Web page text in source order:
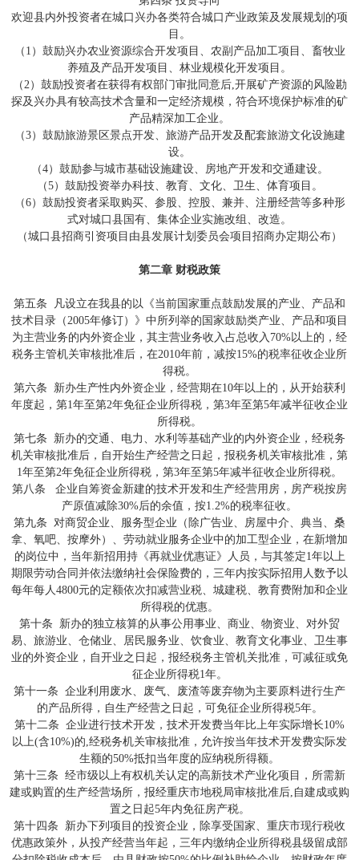
欢迎县内外投资者在城口兴办各类符合城口产业政策及发展规划的项
目。
（1）鼓励兴办农业资源综合开发项目、农副产品加工项目、畜牧业
养殖及产品开发项目、林业规模化开发项目。
（2）鼓励投资者在获得有权部门审批同意后,开展矿产资源的风险勘
探及兴办具有较高技术含量和一定经济规模，符合环境保护标准的矿
产品精深加工企业。
（3）鼓励旅游景区景点开发、旅游产品开发及配套旅游文化设施建
设。
（4）鼓励参与城市基础设施建设、房地产开发和交通建设。
（5）鼓励投资举办科技、教育、文化、卫生、体育项目。
（6）鼓励投资者采取购买、参股、控股、兼并、注册经营等多种形
式对城口县国有、集体企业实施改组、改造。
（城口县招商引资项目由县发展计划委员会项目招商办定期公布）
第二章 财税政策
第五条 凡设立在我县的以《当前国家重点鼓励发展的产业、产品和
技术目录（2005年修订）》中所列举的国家鼓励类产业、产品和项目
为主营业务的内外资企业，其主营业务收入占总收入70%以上的，经
税务主管机关审核批准后，在2010年前，减按15%的税率征收企业所
得税。
第六条 新办生产性内外资企业，经营期在10年以上的，从开始获利
年度起，第1年至第2年免征企业所得税，第3年至第5年减半征收企业
所得税。
第七条 新办的交通、电力、水利等基础产业的内外资企业，经税务
机关审核批准后，自开始生产经营之日起，报税务机关审核批准，第
1年至第2年免征企业所得税，第3年至第5年减半征收企业所得税。
第八条 企业自筹资金新建的技术开发和生产经营用房，房产税按房
产原值减除30%后的余值，按1.2%的税率征收。
第九条 对商贸企业、服务型企业（除广告业、房屋中介、典当、桑
拿、氧吧、按摩外）、劳动就业服务企业中的加工型企业，在新增加
的岗位中，当年新招用持《再就业优惠证》人员，与其签定1年以上
期限劳动合同并依法缴纳社会保险费的，三年内按实际招用人数予以
每年每人4800元的定额依次扣减营业税、城建税、教育费附加和企业
所得税的优惠。
第十条 新办的独立核算的从事公用事业、商业、物资业、对外贸
易、旅游业、仓储业、居民服务业、饮食业、教育文化事业、卫生事
业的外资企业，自开业之日起，报经税务主管机关批准，可减征或免
征企业所得税1年。
第十一条 企业利用废水、废气、废渣等废弃物为主要原料进行生产
的产品所得，自生产经营之日起，可免征企业所得税5年。
第十二条 企业进行技术开发，技术开发费当年比上年实际增长10%
以上(含10%)的,经税务机关审核批准，允许按当年技术开发费实际发
生额的50%抵扣当年度的应纳税所得额。
第十三条 经市级以上有权机关认定的高新技术产业化项目，所需新
建或购置的生产经营场所，报经重庆市地税局审核批准后,自建成或购
置之日起5年内免征房产税。
第十四条 新办下列项目的投资企业，除享受国家、重庆市现行税收
优惠政策外，从投产经营当年起，三年内缴纳企业所得税县级留成部